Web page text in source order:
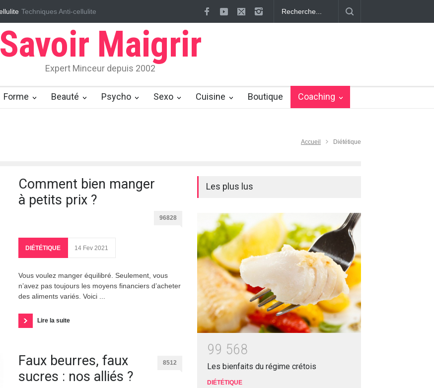
Massages ayurvédiques pour éliminer la cellulite Effaçons définitivement la cellulite ! La cellulite : les méthodes pour s'en
Techniques Anti-cellulite
Savoir Maigrir
Expert Minceur depuis 2002
Forme Beauté Psycho Sexo Cuisine Boutique Coaching
Accueil Diététique
Comment bien manger
à petits prix ?
96828
DIÉTÉTIQUE 14 Fev 2021
Vous voulez manger équilibré. Seulement, vous
n’avez pas toujours les moyens financiers d’acheter
des aliments variés. Voici ...
Lire la suite
Faux beurres, faux
sucres : nos alliés ?
8512
Les plus lus
99 568
Les bienfaits du régime crétois
DIÉTÉTIQUE